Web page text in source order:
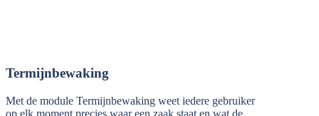
Termijnbewaking
Met de module Termijnbewaking weet iedere gebruiker
op elk moment precies waar een zaak staat en wat de